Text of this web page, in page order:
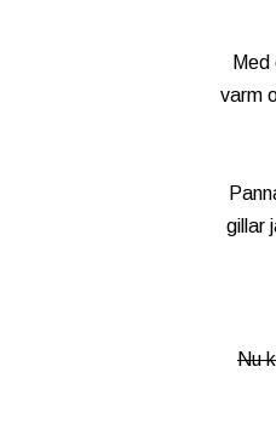
Med
varm
gillar
Nu